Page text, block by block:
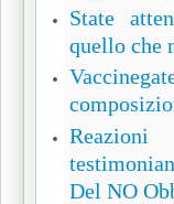
State
quello che
Del NO